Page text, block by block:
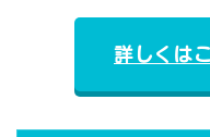
詳しくは